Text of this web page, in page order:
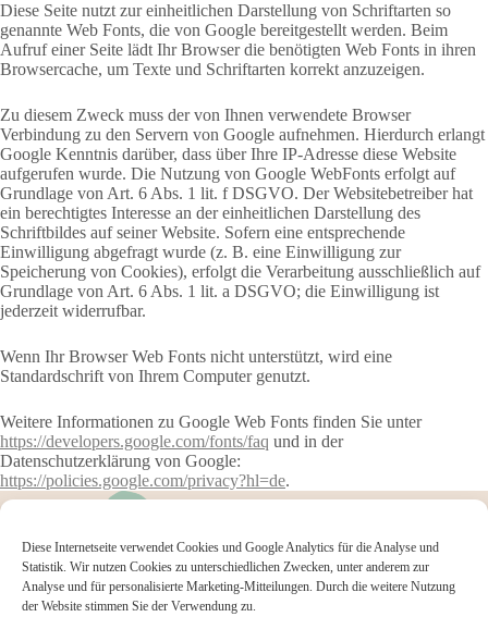
Diese Internetseite verwendet Cookies und Google Analytics für die Analyse und
Statistik. Wir nutzen Cookies zu unterschiedlichen Zwecken, unter anderem zur
Analyse und für personalisierte Marketing-Mitteilungen. Durch die weitere Nutzung
der Website stimmen Sie der Verwendung zu.
Diese Seite nutzt zur einheitlichen Darstellung von Schriftarten so
genannte Web Fonts, die von Google bereitgestellt werden. Beim
Aufruf einer Seite lädt Ihr Browser die benötigten Web Fonts in ihren
Browsercache, um Texte und Schriftarten korrekt anzuzeigen.
Zu diesem Zweck muss der von Ihnen verwendete Browser
Verbindung zu den Servern von Google aufnehmen. Hierdurch erlangt
Google Kenntnis darüber, dass über Ihre IP-Adresse diese Website
aufgerufen wurde. Die Nutzung von Google WebFonts erfolgt auf
Grundlage von Art. 6 Abs. 1 lit. f DSGVO. Der Websitebetreiber hat
ein berechtigtes Interesse an der einheitlichen Darstellung des
Schriftbildes auf seiner Website. Sofern eine entsprechende
Einwilligung abgefragt wurde (z. B. eine Einwilligung zur
Speicherung von Cookies), erfolgt die Verarbeitung ausschließlich auf
Grundlage von Art. 6 Abs. 1 lit. a DSGVO; die Einwilligung ist
jederzeit widerrufbar.
Wenn Ihr Browser Web Fonts nicht unterstützt, wird eine
Standardschrift von Ihrem Computer genutzt.
Weitere Informationen zu Google Web Fonts finden Sie unter
https://developers.google.com/fonts/faq und in der
Datenschutzerklärung von Google:
https://policies.google.com/privacy?hl=de.